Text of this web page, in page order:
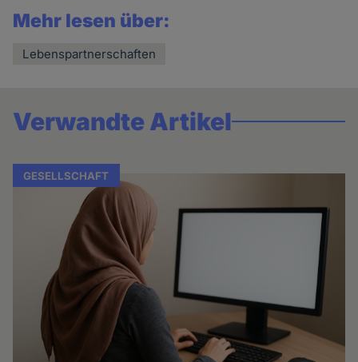
Mehr lesen über:
Lebenspartnerschaften
Verwandte Artikel
GESELLSCHAFT